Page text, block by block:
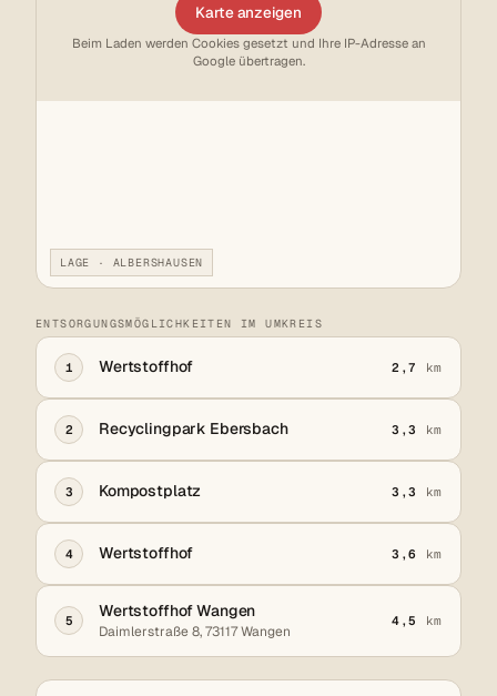
Karte anzeigen
Beim Laden werden Cookies gesetzt und Ihre IP-Adresse an
Google übertragen.
LAGE · ALBERSHAUSEN
ENTSORGUNGSMÖGLICHKEITEN IM UMKREIS
1 Wertstoffhof 2,7 km
2 Recyclingpark Ebersbach 3,3 km
3 Kompostplatz 3,3 km
4 Wertstoffhof 3,6 km
5
Wertstoffhof Wangen
Daimlerstraße 8, 73117 Wangen
4,5 km